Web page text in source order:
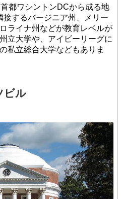
都ワシントンDCから成る地
するバージニア州、メリー
ライナ州などが教育レベルが
立大学や、アイビーリーグに
私立総合大学などもありま
ビル